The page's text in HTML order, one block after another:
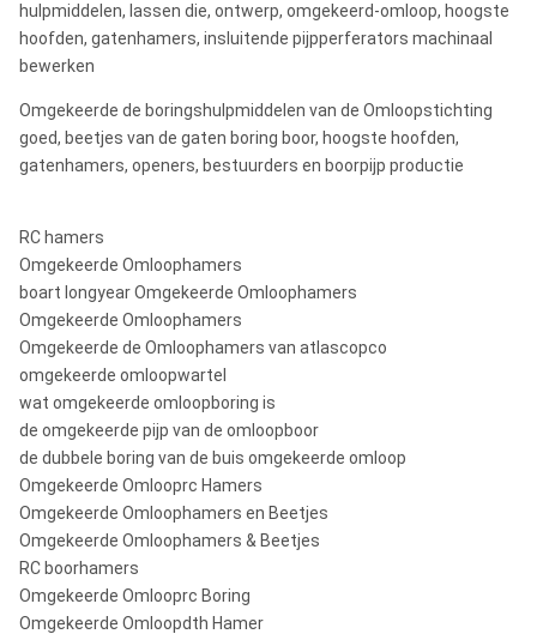
hulpmiddelen, lassen die, ontwerp, omgekeerd-omloop, hoogste
hoofden, gatenhamers, insluitende pijpperferators machinaal
bewerken
Omgekeerde de boringshulpmiddelen van de Omloopstichting
goed, beetjes van de gaten boring boor, hoogste hoofden,
gatenhamers, openers, bestuurders en boorpijp productie
RC hamers
Omgekeerde Omloophamers
boart longyear Omgekeerde Omloophamers
Omgekeerde Omloophamers
Omgekeerde de Omloophamers van atlascopco
omgekeerde omloopwartel
wat omgekeerde omloopboring is
de omgekeerde pijp van de omloopboor
de dubbele boring van de buis omgekeerde omloop
Omgekeerde Omlooprc Hamers
Omgekeerde Omloophamers en Beetjes
Omgekeerde Omloophamers & Beetjes
RC boorhamers
Omgekeerde Omlooprc Boring
Omgekeerde Omloopdth Hamer